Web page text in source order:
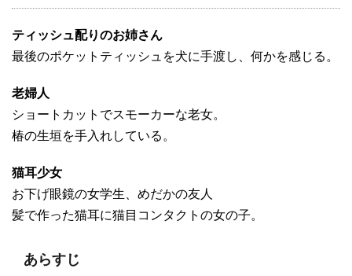
ティッシュ配りのお姉さん
最後のポケットティッシュを犬に手渡し、何かを感じる。
老婦人
ショートカットでスモーカーな老女。
椿の生垣を手入れしている。
猫耳少女
お下げ眼鏡の女学生、めだかの友人
髪で作った猫耳に猫目コンタクトの女の子。
あらすじ